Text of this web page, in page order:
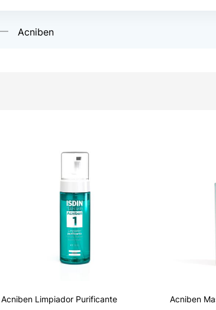
Acniben
Acniben Limpiador Purificante
Acniben